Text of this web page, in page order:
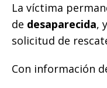
La víctima
de desaparecida,
solicitud de
Con información